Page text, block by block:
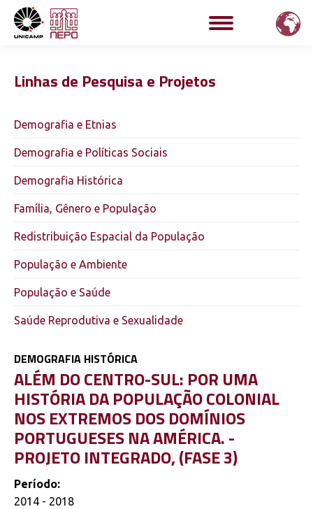
Linhas de Pesquisa e Projetos
Demografia e Etnias
Demografia e Políticas Sociais
Demografia Histórica
Família, Gênero e População
Redistribuição Espacial da População
População e Ambiente
População e Saúde
Saúde Reprodutiva e Sexualidade
DEMOGRAFIA HISTÓRICA
ALÉM DO CENTRO-SUL: POR UMA
HISTÓRIA DA POPULAÇÃO COLONIAL
NOS EXTREMOS DOS DOMÍNIOS
PORTUGUESES NA AMÉRICA. -
PROJETO INTEGRADO, (FASE 3)
Período:
2014 - 2018